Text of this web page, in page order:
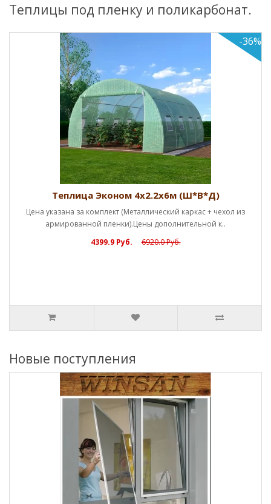
Теплицы под пленку и поликарбонат.
Теплица Эконом 4х2.2х6м (Ш*В*Д)
Цена указана за комплект (Металлический каркас + чехол из
армированной пленки).Цены дополнительной к..
4399.9 Руб.
6920.0 Руб.
-36%
Новые поступления